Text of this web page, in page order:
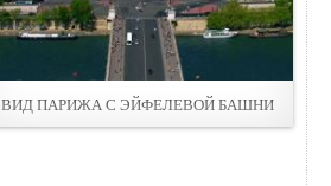
ВИД ПАРИЖА С ЭЙФЕЛЕВОЙ БАШНИ